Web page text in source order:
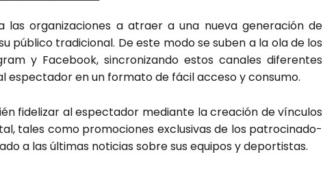
las orga­ni­za­cio­nes a atraer a una nue­va gene­ra­ción de
públi­co tra­di­cio­nal. De este modo se suben a la ola de los
y Face­book, sin­cro­ni­zan­do estos cana­les dife­ren­tes
espec­ta­dor en un for­ma­to de fácil acce­so y con­su­mo.
fide­li­zar al espec­ta­dor median­te la crea­ción de víncu­los
tales como pro­mo­cio­nes exclu­si­vas de los patro­ci­na­do­
a las últi­mas noti­cias sobre sus equi­pos y depor­tis­tas.